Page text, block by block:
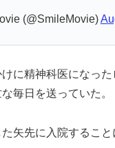
(@SmileMovie)
に精神科医になった
毎日を送っていた。
矢先に入院するこ